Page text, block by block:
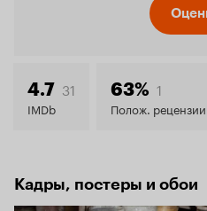
7.9
4.7 31
IMDb
63% 1
Полож. рецензии
Кадры, постеры и обои